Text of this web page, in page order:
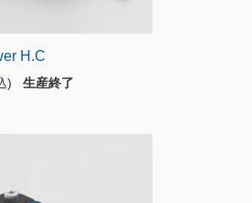
H.C
) 生産終了